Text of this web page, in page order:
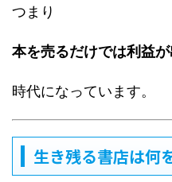
つまり
本を売るだけでは利益
時代になっています。
生き残る書店は何